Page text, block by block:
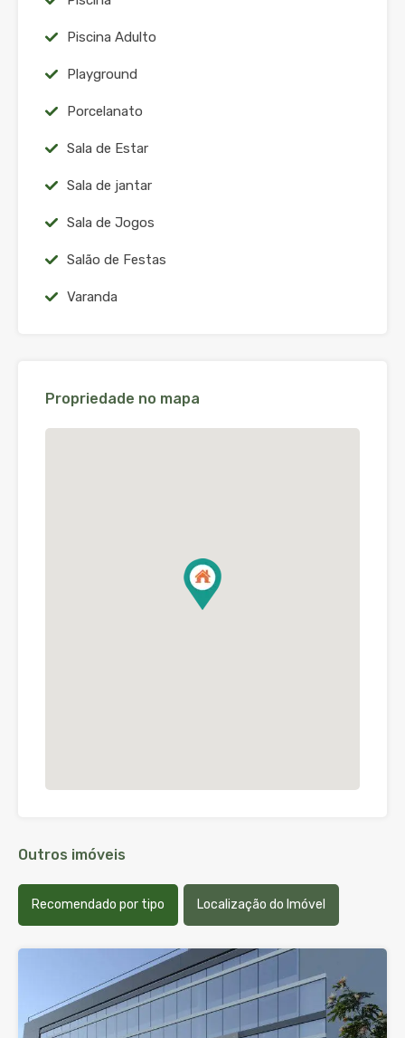
Piscina Adulto
Playground
Porcelanato
Sala de Estar
Sala de jantar
Sala de Jogos
Salão de Festas
Varanda
Propriedade no mapa
Outros imóveis
Recomendado por tipo Localização do Imóvel